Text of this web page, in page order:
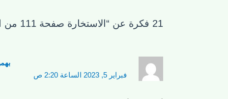
21 فكرة عن “الاستخارة صفحة 111 من القرآن الكريم”
فبراير 5, 2023 الساعة 2:20 ص